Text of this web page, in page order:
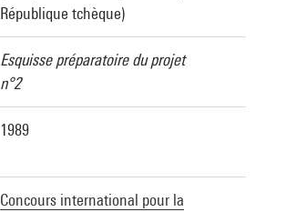
République tchèque)
Esquisse préparatoire du projet
n°2
1989
Concours international pour la